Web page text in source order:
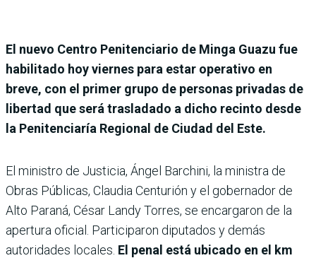
El nuevo Centro Penitenciario de Minga Guazu fue
habilitado hoy viernes para estar operativo en
breve, con el primer grupo de personas privadas de
libertad que será trasladado a dicho recinto desde
la Penitenciaría Regional de Ciudad del Este.
El ministro de Justicia, Ángel Barchini, la ministra de
Obras Públicas, Claudia Centurión y el gobernador de
Alto Paraná, César Landy Torres, se encargaron de la
apertura oficial. Participaron diputados y demás
autoridades locales. El penal está ubicado en el km